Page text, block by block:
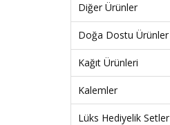
Diğer Ürünler
Doğa Dostu Ürünler
Kağıt Ürünleri
Kalemler
Lüks Hediyelik Setler